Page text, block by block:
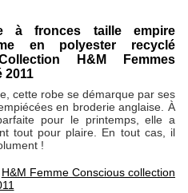
à fronces taille empire
en polyester recyclé
H&M Femmes
2011
cette robe se démarque par ses
en broderie anglaise. À
pour le printemps, elle a
tout pour plaire. En tout cas, il
!
H&M Femme Conscious collection